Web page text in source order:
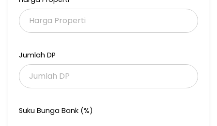
Jumlah DP
Suku Bunga Bank (%)